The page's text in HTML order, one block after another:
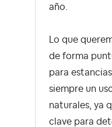
año.
Lo que
de forma
para
siempre un
naturales, ya
clave para